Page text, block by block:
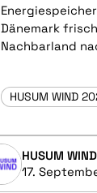
Dänemark
Nachbarland
HUSUM WIND
HUSUM WIND
17.